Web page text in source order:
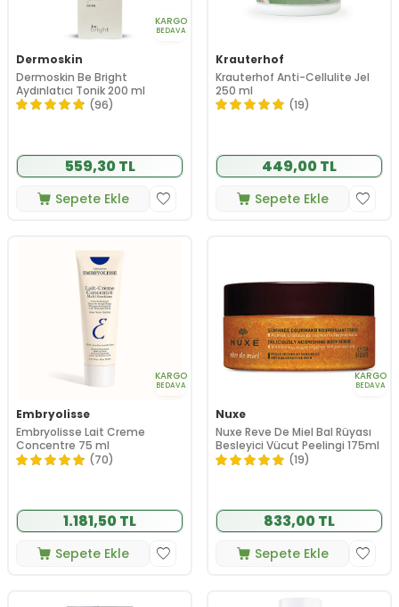
KARGO
BEDAVA
Dermoskin
Dermoskin Be Bright
Aydınlatıcı Tonik 200 ml
(96)
559,30 TL
Sepete Ekle
Krauterhof
Krauterhof Anti-Cellulite Jel
250 ml
(19)
449,00 TL
Sepete Ekle
KARGO
BEDAVA
Embryolisse
Embryolisse Lait Creme
Concentre 75 ml
(70)
1.181,50 TL
Sepete Ekle
KARGO
BEDAVA
Nuxe
Nuxe Reve De Miel Bal Rüyası
Besleyici Vücut Peelingi 175ml
(19)
833,00 TL
Sepete Ekle